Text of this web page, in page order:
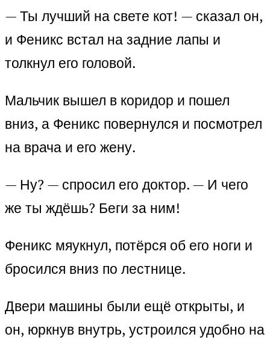
— Ты лучший на свете кот! — сказал он,
и Феникс встал на задние лапы и
толкнул его головой.
Мальчик вышел в коридор и пошел
вниз, а Феникс повернулся и посмотрел
на врача и его жену.
— Ну? — спросил его доктор. — И чего
же ты ждёшь? Беги за ним!
Феникс мяукнул, потёрся об его ноги и
бросился вниз по лестнице.
Двери машины были ещё открыты, и
он, юркнув внутрь, устроился удобно на